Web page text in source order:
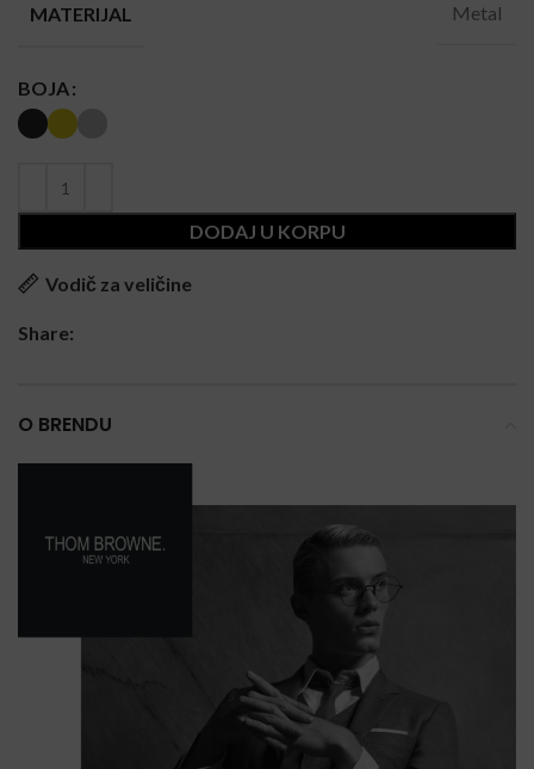
MATERIJAL Metal
BOJA
DODAJ U KORPU
Vodič za veličine
Share:
O BRENDU